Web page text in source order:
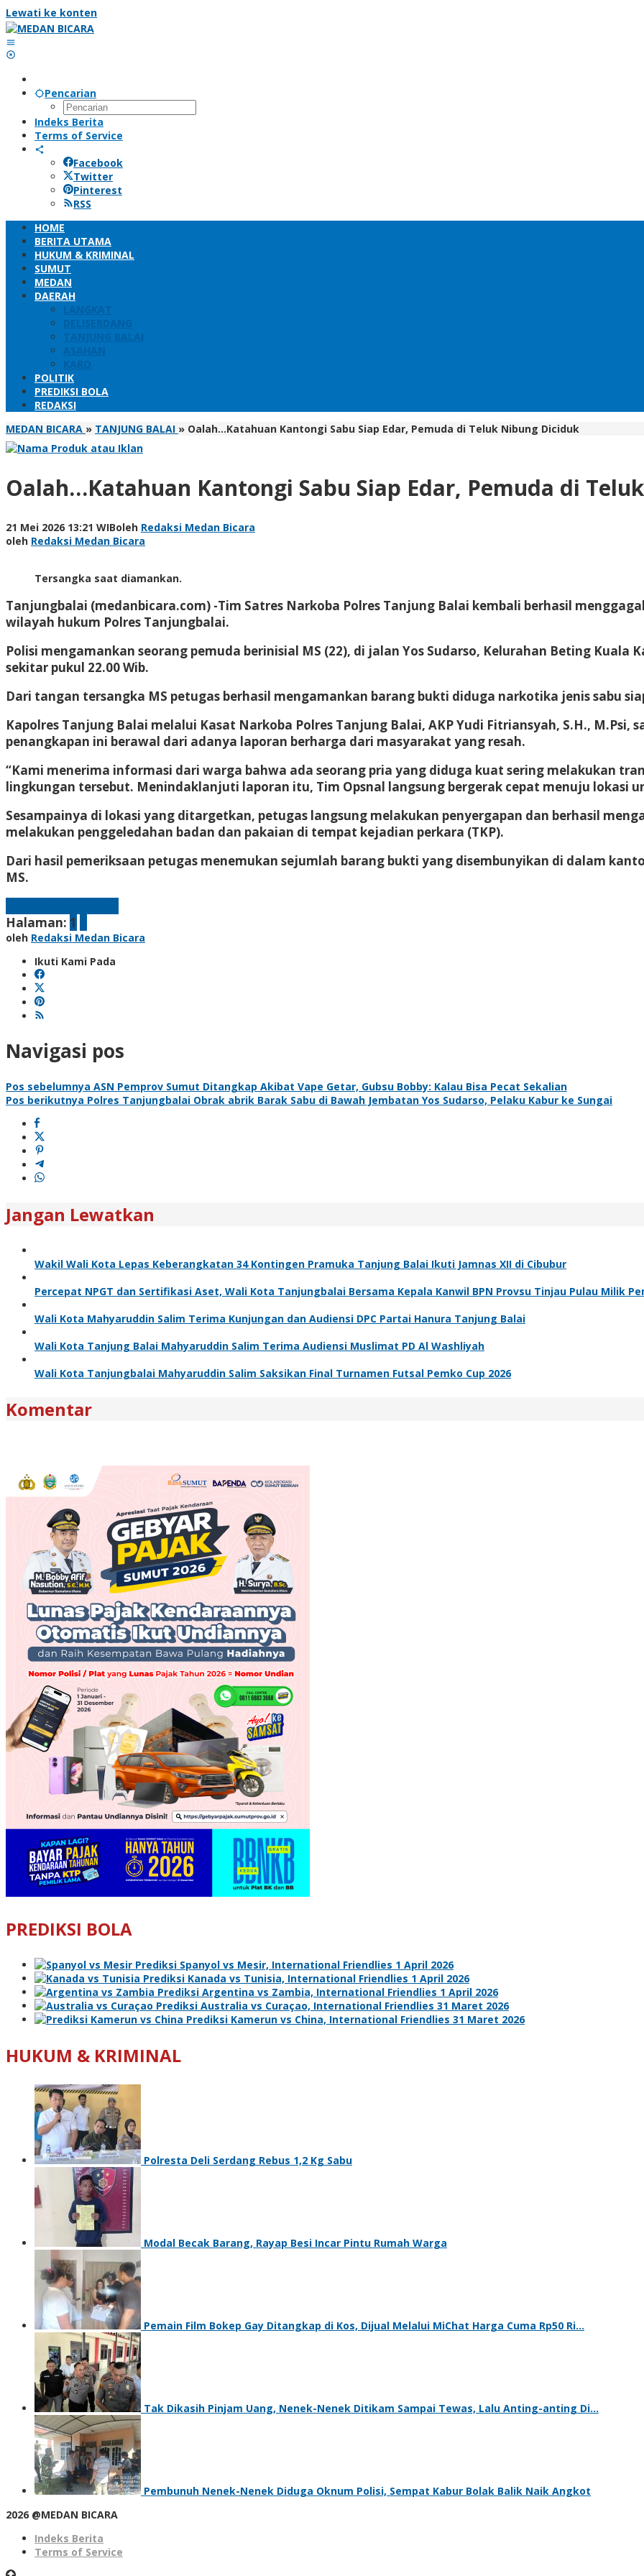
Lewati ke konten
Pencarian
Indeks Berita
Terms of Service
Facebook
Twitter
Pinterest
RSS
HOME
BERITA UTAMA
HUKUM & KRIMINAL
SUMUT
MEDAN
DAERAH
LANGKAT
DELISERDANG
TANJUNG BALAI
ASAHAN
KARO
POLITIK
PREDIKSI BOLA
REDAKSI
MEDAN BICARA » TANJUNG BALAI » Oalah...Katahuan Kantongi Sabu Siap Edar, Pemuda di Teluk Nibung Diciduk
Oalah…Katahuan Kantongi Sabu Siap Edar, Pemuda di
21 Mei 2026 13:21 WIBoleh Redaksi Medan Bicara
oleh Redaksi Medan Bicara
Tersangka saat diamankan.
Tanjungbalai (medanbicara.com) -Tim Satres Narkoba Polres Tanjung Balai kembali berhasil
wilayah hukum Polres Tanjungbalai.
Polisi mengamankan seorang pemuda berinisial MS (22), di jalan Yos Sudarso, Kelurahan Beting Kuala
sekitar pukul 22.00 Wib.
Dari tangan tersangka MS petugas berhasil mengamankan barang bukti diduga narkotika jenis sabu
Kapolres Tanjung Balai melalui Kasat Narkoba Polres Tanjung Balai, AKP Yudi Fitriansyah, S.H.,
penangkapan ini berawal dari adanya laporan berharga dari masyarakat yang resah.
“Kami menerima informasi dari warga bahwa ada seorang pria yang diduga kuat sering melakukan
lingkungan tersebut. Menindaklanjuti laporan itu, Tim Opsnal langsung bergerak cepat menuju lokasi
Sesampainya di lokasi yang ditargetkan, petugas langsung melakukan penyergapan dan berhasil
melakukan penggeledahan badan dan pakaian di tempat kejadian perkara (TKP).
Dari hasil pemeriksaan petugas menemukan sejumlah barang bukti yang disembunyikan di dalam
MS.
Halaman: 1
oleh Redaksi Medan Bicara
Ikuti Kami Pada
Navigasi pos
Pos sebelumnya ASN Pemprov Sumut Ditangkap Akibat Vape Getar, Gubsu Bobby: Kalau Bisa Pecat Sekalian
Pos berikutnya Polres Tanjungbalai Obrak abrik Barak Sabu di Bawah Jembatan Yos Sudarso, Pelaku Kabur ke Sungai
Jangan Lewatkan
Wakil Wali Kota Lepas Keberangkatan 34 Kontingen Pramuka Tanjung Balai Ikuti Jamnas XII di Cibubur
Percepat NPGT dan Sertifikasi Aset, Wali Kota Tanjungbalai Bersama Kepala Kanwil BPN Provsu Tinjau Pulau Milik
Wali Kota Mahyaruddin Salim Terima Kunjungan dan Audiensi DPC Partai Hanura Tanjung Balai
Wali Kota Tanjung Balai Mahyaruddin Salim Terima Audiensi Muslimat PD Al Washliyah
Wali Kota Tanjungbalai Mahyaruddin Salim Saksikan Final Turnamen Futsal Pemko Cup 2026
Komentar
PREDIKSI BOLA
Prediksi Spanyol vs Mesir, International Friendlies 1 April 2026
Prediksi Kanada vs Tunisia, International Friendlies 1 April 2026
Prediksi Argentina vs Zambia, International Friendlies 1 April 2026
Prediksi Australia vs Curaçao, International Friendlies 31 Maret 2026
Prediksi Kamerun vs China, International Friendlies 31 Maret 2026
HUKUM & KRIMINAL
Polresta Deli Serdang Rebus 1,2 Kg Sabu
Modal Becak Barang, Rayap Besi Incar Pintu Rumah Warga
Pemain Film Bokep Gay Ditangkap di Kos, Dijual Melalui MiChat Harga Cuma Rp50 Ri…
Tak Dikasih Pinjam Uang, Nenek-Nenek Ditikam Sampai Tewas, Lalu Anting-anting Di…
Pembunuh Nenek-Nenek Diduga Oknum Polisi, Sempat Kabur Bolak Balik Naik Angkot
2026 @MEDAN BICARA
Indeks Berita
Terms of Service